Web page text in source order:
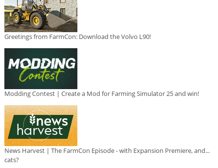
Greetings from FarmCon: Download the Volvo L90!
Modding Contest | Create a Mod for Farming Simulator 25 and win!
News Harvest | The FarmCon Episode - with Expansion Premiere, and...
cats?